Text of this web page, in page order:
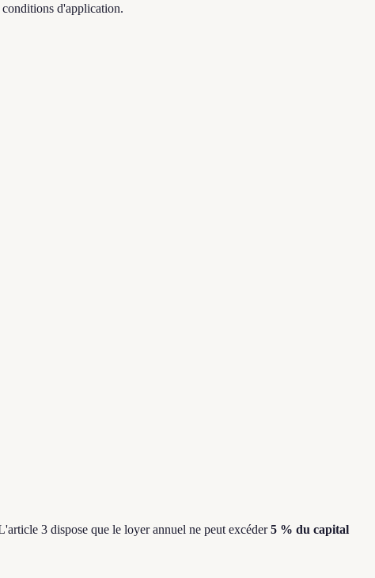
d'application.
3 dispose que le loyer annuel ne peut excéder5 % du capital